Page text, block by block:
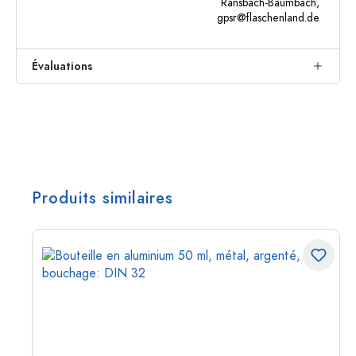
gpsr@flaschenland.de
Évaluations
Produits similaires